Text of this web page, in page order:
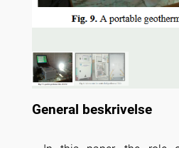
General beskrivelse